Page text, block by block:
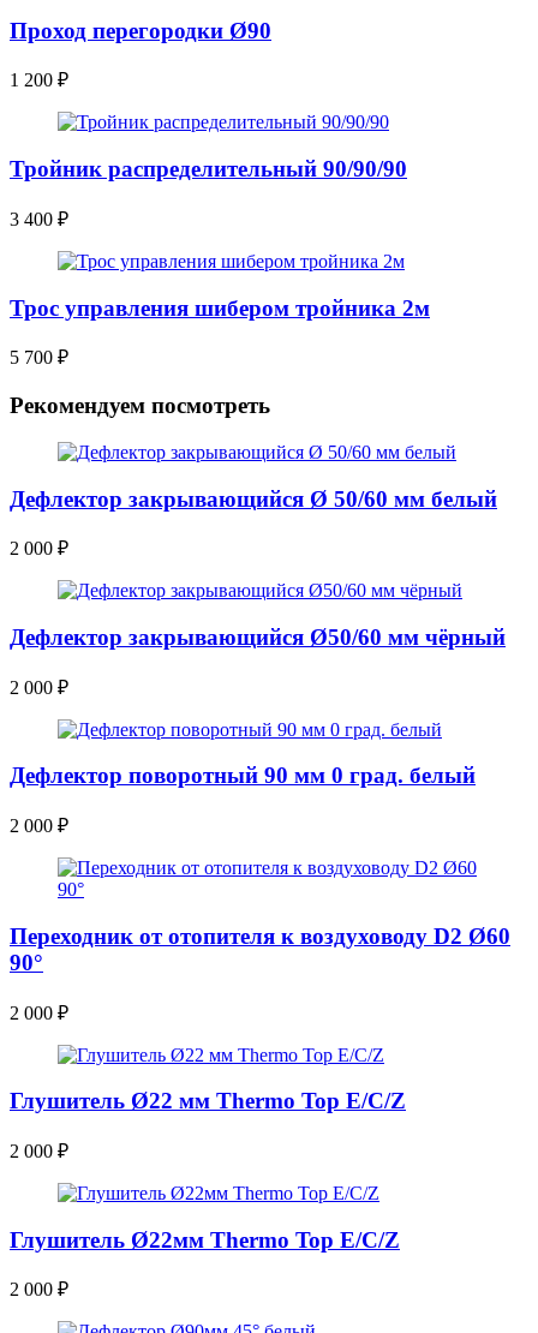
Проход перегородки Ø90
1 200 ₽
Тройник распределительный 90/90/90
3 400 ₽
Трос управления шибером тройника 2м
5 700 ₽
Рекомендуем посмотреть
Дефлектор закрывающийся Ø 50/60 мм белый
2 000 ₽
Дефлектор закрывающийся Ø50/60 мм чёрный
2 000 ₽
Дефлектор поворотный 90 мм 0 град. белый
2 000 ₽
Переходник от отопителя к воздуховоду D2 Ø60
90°
2 000 ₽
Глушитель Ø22 мм Thermo Top E/C/Z
2 000 ₽
Глушитель Ø22мм Thermo Top E/C/Z
2 000 ₽